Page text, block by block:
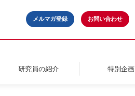
メルマガ登録 お問い合わせ
研究員の紹介 特別企画